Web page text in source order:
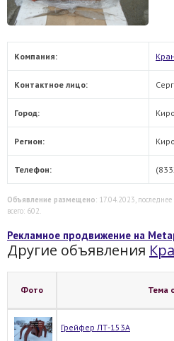
Компания:
Контактное лицо:
Город:
Регион:
Телефон:
Объявление размещено: 17.04.2023,
всего: 602.
Рекламное продвижение на
Другие объявления
Фото Тема
Грейфер ЛТ-153А